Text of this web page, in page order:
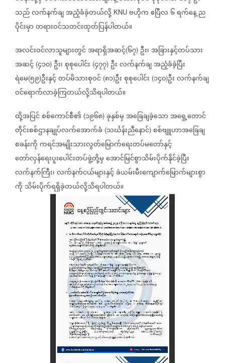
သည်လက်နက်ချအညံ့ခံခဲ့တယ်လို့ KNU ဗဟိုကဧပြီလ ၆ရက်နေ့ည
ပိုင်းမှာတရားဝင်သတင်းထုတ်ပြန်ပါတယ်။
အလင်းဝင်လာသူများတွင်အရာရှိအဆင့်(၆၇) ဦး၊အခြားနှင့်တပ်သား
အဆင့် (၄၁၀) ဦး၊စုစုပေါင်း (၄၇၇) ဦးလက်နက်ချအညံ့ခံခဲ့ပြီး
ရဲမေ(၅၉)ဦးနှင့်တပ်မိသားစုဝင် (၈၁)ဦးစုစုပေါင်း (၁၄၀)ဦးလက်နက်ချ
ဝင်ရောက်လာခဲ့ကြတယ်လို့သိရပါတယ်။
ထို့အပြင်စစ်ကောင်စီ၏ (၁၉၆၈) ခုနှစ်မှအခြေချခဲ့သောအရှေ့တောင်
တိုင်းစစ်ဌာနချုပ်လက်အောက်ခံ (သင်္ဃန်းညီနောင်) စစ်ဗျူဟာအခြေချ
စခန်းကိုကရင်အမျိုးသားလွတ်မြောက်ရေးတပ်မတော်နှင့်
တော်လှန်ရေးပူးပေါင်းတပ်ဖွဲ့တို့မှအောင်မြင်စွာသိမ်းပိုက်နိုင်ခဲ့ပြီး
လက်နက်ကြီး၊လက်နက်ငယ်များနှင့်ခဲယမ်းမီးကျောက်မြောက်များစွာ
ကို သိမ်းပိုက်ရရှိခဲ့တယ်လို့သိရပါတယ်။